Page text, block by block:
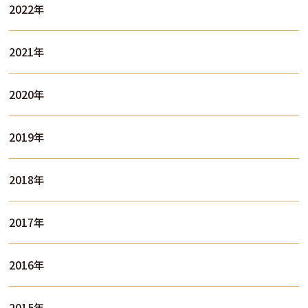
2022年
2021年
2020年
2019年
2018年
2017年
2016年